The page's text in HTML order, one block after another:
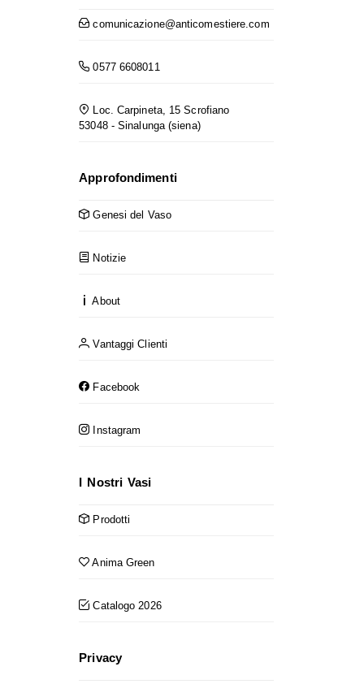
comunicazione@anticomestiere.com
0577 6608011
Loc. Carpineta, 15 Scrofiano
53048 - Sinalunga (siena)
Approfondimenti
Genesi del Vaso
Notizie
About
Vantaggi Clienti
Facebook
Instagram
I Nostri Vasi
Prodotti
Anima Green
Catalogo 2026
Privacy